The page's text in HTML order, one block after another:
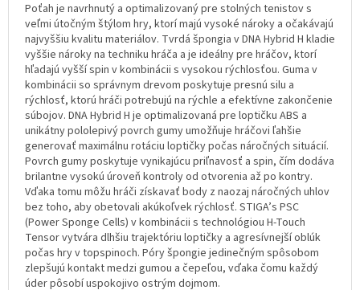
Poťah je navrhnutý a optimalizovaný pre stolných tenistov s
veľmi útočným štýlom hry, ktorí majú vysoké nároky a očakávajú
najvyššiu kvalitu materiálov. Tvrdá špongia v DNA Hybrid H kladie
vyššie nároky na techniku hráča a je ideálny pre hráčov, ktorí
hľadajú vyšší spin v kombinácii s vysokou rýchlosťou. Guma v
kombinácii so správnym drevom poskytuje presnú silu a
rýchlosť, ktorú hráči potrebujú na rýchle a efektívne zakončenie
súbojov. DNA Hybrid H je optimalizovaná pre loptičku ABS a
unikátny pololepivý povrch gumy umožňuje hráčovi ľahšie
generovať maximálnu rotáciu loptičky počas náročných situácií.
Povrch gumy poskytuje vynikajúcu priľnavosť a spin, čím dodáva
brilantne vysokú úroveň kontroly od otvorenia až po kontry.
Vďaka tomu môžu hráči získavať body z naozaj náročných uhlov
bez toho, aby obetovali akúkoľvek rýchlosť. STIGA’s PSC
(Power Sponge Cells) v kombinácii s technológiou H-Touch
Tensor vytvára dlhšiu trajektóriu loptičky a agresívnejší oblúk
počas hry v topspinoch. Póry špongie jedinečným spôsobom
zlepšujú kontakt medzi gumou a čepeľou, vďaka čomu každý
úder pôsobí uspokojivo ostrým dojmom.